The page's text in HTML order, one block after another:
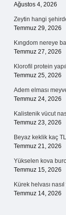
Ağustos 4, 2026
Zeytin hangi
Temmuz 29, 2026
Kıngdom nereye
Temmuz 27, 2026
Klorofil protein
Temmuz 25, 2026
Adem elması
Temmuz 24, 2026
Kalistenik vücut
Temmuz 23, 2026
Beyaz keklik kaç
Temmuz 21, 2026
Yükselen kova
Temmuz 15, 2026
Kürek helvası
Temmuz 14, 2026